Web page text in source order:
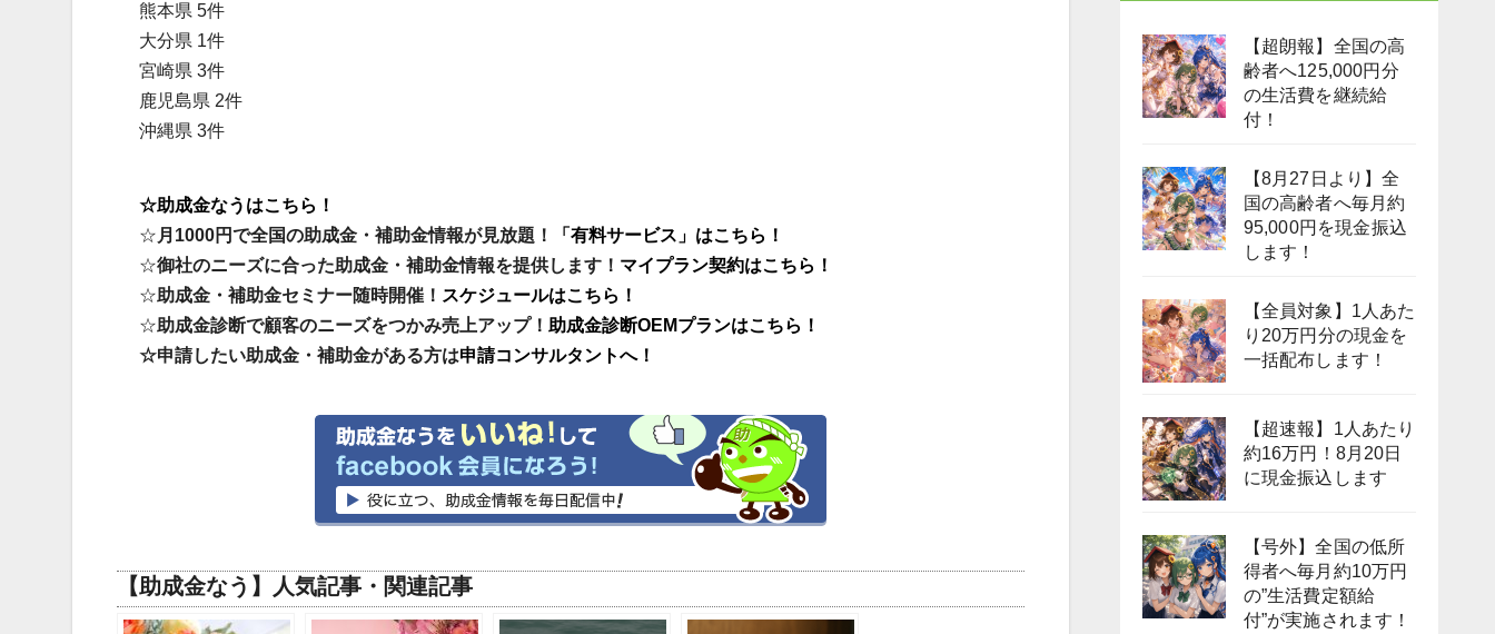
熊本県 5件
大分県 1件
宮崎県 3件
鹿児島県 2件
沖縄県 3件
☆助成金なうはこちら！
☆ 月1000円で全国の助成金・補助金情報が見放題！
「有料サービス」はこちら！
☆御社のニーズに合った助成金・補助金情報を提供します！ マイプラン契約はこちら！
☆助成金・補助金セミナー随時開催！ スケジュールはこちら！
☆助成金診断で顧客のニーズをつかみ売上アップ！ 助成金診断OEMプランはこちら！
☆申請したい助成金・補助金がある方は申請コンサルタントへ！
【助成金なう】人気記事・関連記事
【超朗報】全国の高
齢者へ125,000円分
の生活費を継続給
付！
【8月27日より】全
国の高齢者へ毎月約
95,000円を現金振込
します！
【全員対象】1人あた
り20万円分の現金を
一括配布します！
【超速報】1人あたり
約16万円！8月20日
に現金振込します
【号外】全国の低所
得者へ毎月約10万円
の”生活費定額給
付”が実施されます！